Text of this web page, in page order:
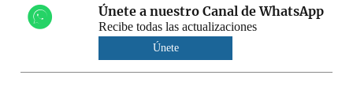
Únete a nuestro Canal de WhatsApp
Recibe todas las actualizaciones
Únete